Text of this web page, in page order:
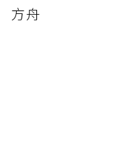
方舟